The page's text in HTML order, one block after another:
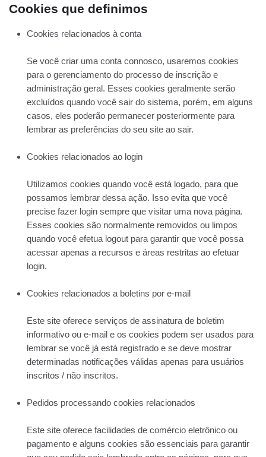
Cookies que definimos
Cookies relacionados à conta
Se você criar uma conta connosco, usaremos cookies
para o gerenciamento do processo de inscrição e
administração geral. Esses cookies geralmente serão
excluídos quando você sair do sistema, porém, em alguns
casos, eles poderão permanecer posteriormente para
lembrar as preferências do seu site ao sair.
Cookies relacionados ao login
Utilizamos cookies quando você está logado, para que
possamos lembrar dessa ação. Isso evita que você
precise fazer login sempre que visitar uma nova página.
Esses cookies são normalmente removidos ou limpos
quando você efetua logout para garantir que você possa
acessar apenas a recursos e áreas restritas ao efetuar
login.
Cookies relacionados a boletins por e-mail
Este site oferece serviços de assinatura de boletim
informativo ou e-mail e os cookies podem ser usados ​​para
lembrar se você já está registrado e se deve mostrar
determinadas notificações válidas apenas para usuários
inscritos / não inscritos.
Pedidos processando cookies relacionados
Este site oferece facilidades de comércio eletrônico ou
pagamento e alguns cookies são essenciais para garantir